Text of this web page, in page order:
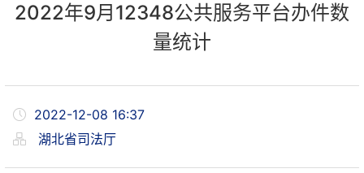
2022年9月12348公共服务平台办件数
量统计
2022-12-08 16:37
湖北省司法厅